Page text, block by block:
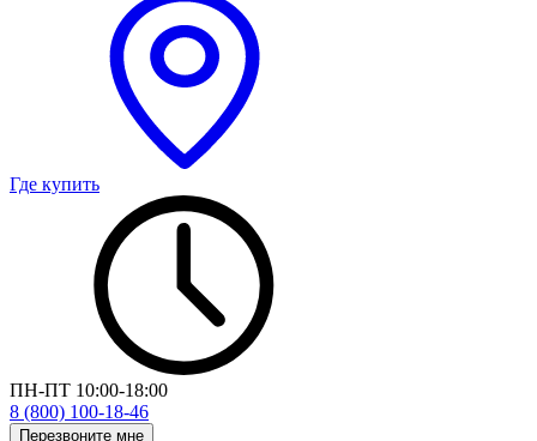
Где купить
ПН-ПТ 10:00-18:00
8 (800) 100-18-46
Перезвоните мне